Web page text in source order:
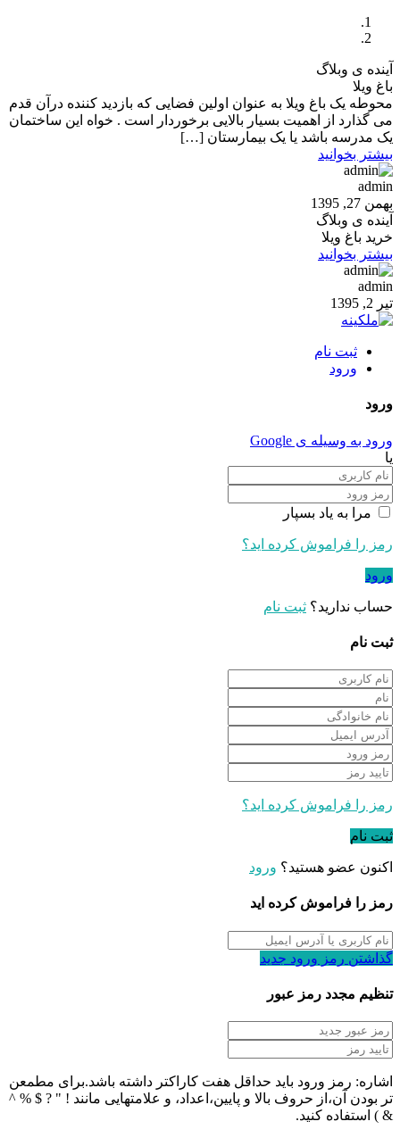
آینده ی وبلاگ
باغ ویلا
محوطه یک باغ ویلا به عنوان اولین فضایی که بازدید کننده درآن قدم
می گذارد از اهمیت بسیار بالایی برخوردار است . خواه این ساختمان
یک مدرسه باشد یا یک بیمارستان […]
بیشتر بخوانید
admin
بهمن 27, 1395
آینده ی وبلاگ
خرید باغ ویلا
بیشتر بخوانید
admin
تیر 2, 1395
ثبت نام
ورود
ورود
ورود به وسیله ی Google
یا
مرا به یاد بسپار
رمز را فراموش کرده اید؟
ورود
حساب ندارید؟ ثبت نام
ثبت نام
رمز را فراموش کرده اید؟
ثبت نام
اکنون عضو هستید؟ ورود
رمز را فراموش کرده اید
گذاشتن رمز ورود جدید
تنظیم مجدد رمز عبور
اشاره: رمز ورود باید حداقل هفت کاراکتر داشته باشد.برای مطمعن
تر بودن آن،از حروف بالا و پایین،اعداد، و علامتهایی مانند ! " ? $ % ^
& ) استفاده کنید.